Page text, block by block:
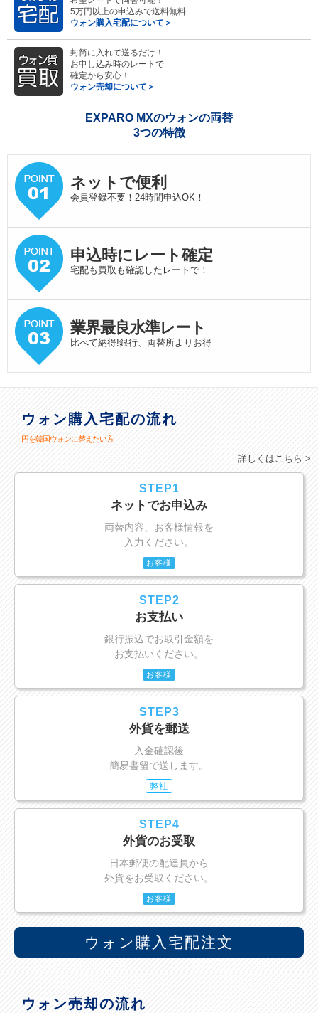
5万円以上の申込みで送料無料
ウォン購入宅配について＞
封筒に入れて送るだけ！
お申し込み時のレートで
確定から安心！
ウォン売却について＞
EXPARO MXのウォンの両替
3つの特徴
ネットで便利
会員登録不要！24時間申込OK！
申込時にレート確定
宅配も買取も確認したレートで！
業界最良水準レート
比べて納得!銀行、両替所よりお得
ウォン購入宅配の流れ
円を韓国ウォンに替えたい方
詳しくはこちら >
STEP1
ネットでお申込み
両替内容、お客様情報を
入力ください。
お客様
STEP2
お支払い
銀行振込でお取引金額を
お支払いください。
お客様
STEP3
外貨を郵送
入金確認後
簡易書留で送します。
弊社
STEP4
外貨のお受取
日本郵便の配達員から
外貨をお受取ください。
お客様
ウォン購入宅配注文
ウォン売却の流れ